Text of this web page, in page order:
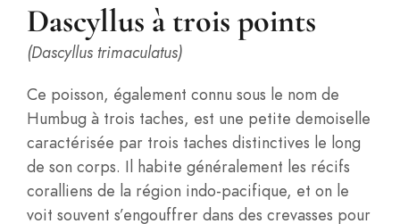
Dascyllus à trois points
(Dascyllus trimaculatus)
Ce poisson, également connu sous le nom de
Humbug à trois taches, est une petite demoiselle
caractérisée par trois taches distinctives le long
de son corps. Il habite généralement les récifs
coralliens de la région indo-pacifique, et on le
voit souvent s’engouffrer dans des crevasses pour